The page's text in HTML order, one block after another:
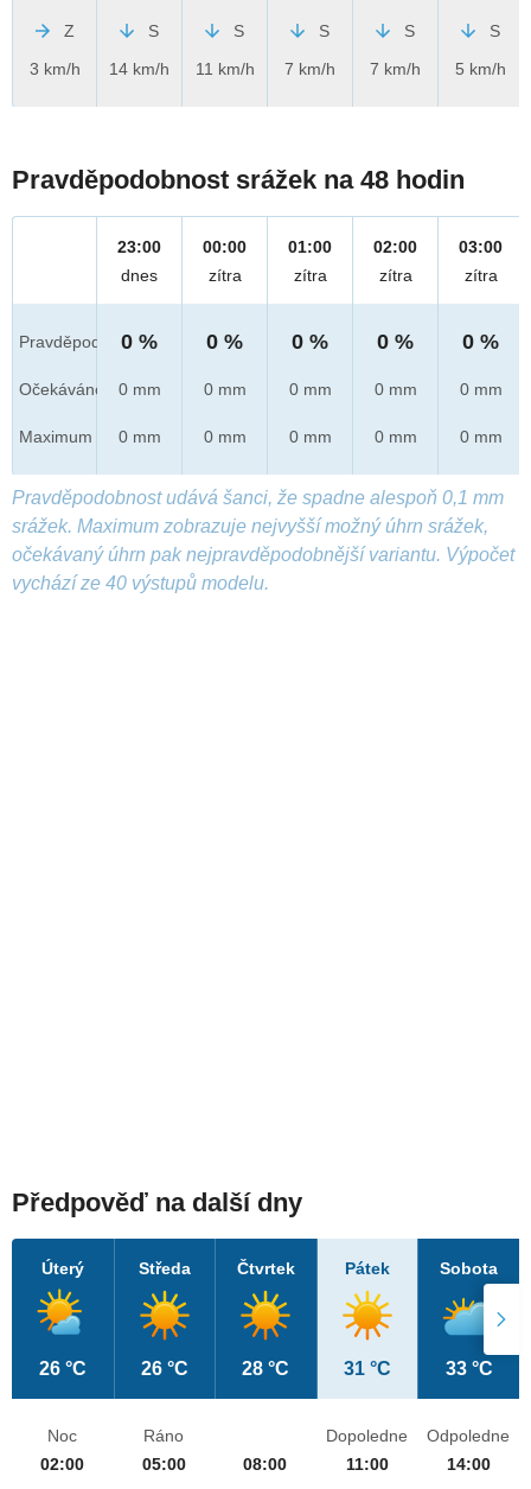
Z
3 km/h
S
14 km/h
S
11 km/h
S
7 km/h
S
7 km/h
S
5 km/h
Pravděpodobnost srážek na 48 hodin
Pravděpod.
Očekáváno
Maximum
23:00
dnes
0 %
0 mm
0 mm
00:00
zítra
0 %
0 mm
0 mm
01:00
zítra
0 %
0 mm
0 mm
02:00
zítra
0 %
0 mm
0 mm
03:00
zítra
0 %
0 mm
0 mm
Pravděpodobnost udává šanci, že spadne alespoň 0,1 mm
srážek. Maximum zobrazuje nejvyšší možný úhrn srážek,
očekávaný úhrn pak nejpravděpodobnější variantu. Výpočet
vychází ze 40 výstupů modelu.
Předpověď na další dny
Úterý
26 °C
Středa
26 °C
Čtvrtek
28 °C
Pátek
31 °C
Sobota
33 °C
Noc
02:00
Ráno
05:00
08:00
Dopoledne
11:00
Odpoledne
14:00